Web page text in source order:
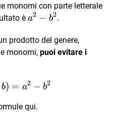
monomi con parte letterale
è a^2-
a2 − b2.
prodotto del genere,
monomi, puoi evitare i
(a+b)(a-b) = a^2-b^2
b) = a2 − b2
qui.